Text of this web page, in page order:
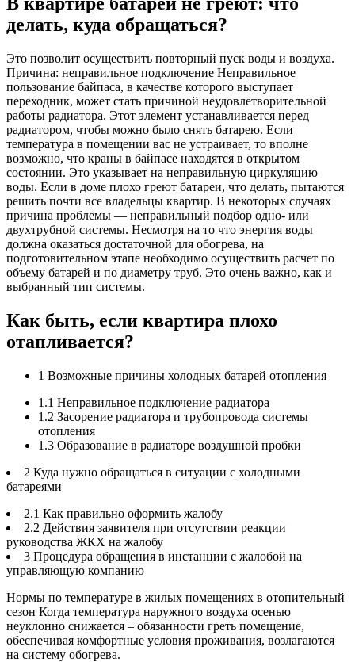
делать, куда обращаться?
Это позволит осуществить повторный пуск воды и воздуха.
Причина: неправильное подключение Неправильное
пользование байпаса, в качестве которого выступает
переходник, может стать причиной неудовлетворительной
работы радиатора. Этот элемент устанавливается перед
радиатором, чтобы можно было снять батарею. Если
температура в помещении вас не устраивает, то вполне
возможно, что краны в байпасе находятся в открытом
состоянии. Это указывает на неправильную циркуляцию
воды. Если в доме плохо греют батареи, что делать, пытаются
решить почти все владельцы квартир. В некоторых случаях
причина проблемы — неправильный подбор одно- или
двухтрубной системы. Несмотря на то что энергия воды
должна оказаться достаточной для обогрева, на
подготовительном этапе необходимо осуществить расчет по
объему батарей и по диаметру труб. Это очень важно, как и
выбранный тип системы.
Как быть, если квартира плохо
отапливается?
1 Возможные причины холодных батарей отопления
1.1 Неправильное подключение радиатора
1.2 Засорение радиатора и трубопровода системы
отопления
1.3 Образование в радиаторе воздушной пробки
2 Куда нужно обращаться в ситуации с холодными
батареями
2.1 Как правильно оформить жалобу
2.2 Действия заявителя при отсутствии реакции
руководства ЖКХ на жалобу
3 Процедура обращения в инстанции с жалобой на
управляющую компанию
Нормы по температуре в жилых помещениях в отопительный
сезон Когда температура наружного воздуха осенью
неуклонно снижается – обязанности греть помещение,
обеспечивая комфортные условия проживания, возлагаются
на систему обогрева.